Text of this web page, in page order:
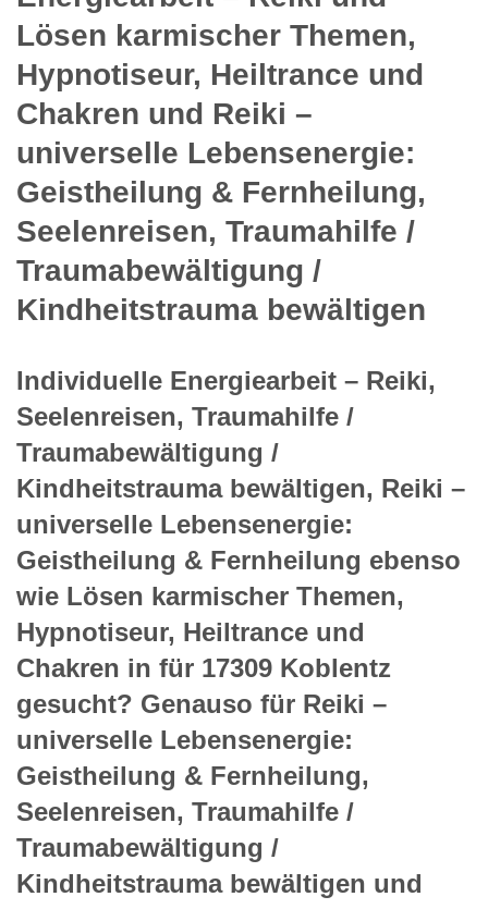
Lösen karmischer Themen,
Hypnotiseur, Heiltrance und
Chakren und Reiki –
universelle Lebensenergie:
Geistheilung & Fernheilung,
Seelenreisen, Traumahilfe /
Traumabewältigung /
Kindheitstrauma bewältigen
Individuelle Energiearbeit – Reiki,
Seelenreisen, Traumahilfe /
Traumabewältigung /
Kindheitstrauma bewältigen, Reiki –
universelle Lebensenergie:
Geistheilung & Fernheilung ebenso
wie Lösen karmischer Themen,
Hypnotiseur, Heiltrance und
Chakren in für 17309 Koblentz
gesucht? Genauso für Reiki –
universelle Lebensenergie:
Geistheilung & Fernheilung,
Seelenreisen, Traumahilfe /
Traumabewältigung /
Kindheitstrauma bewältigen und